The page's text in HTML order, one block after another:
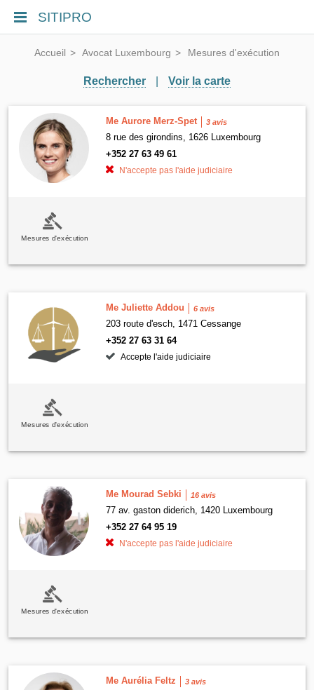
SITIPRO
Accueil Avocat Luxembourg Mesures d'exécution
Rechercher Voir la carte
Me Aurore Merz-Spet 3 avis
8 rue des girondins, 1626 Luxembourg
+352 27 63 49 61
N'accepte pas l'aide judiciaire
Mesures d'exécution
Me Juliette Addou 6 avis
203 route d'esch, 1471 Cessange
+352 27 63 31 64
Accepte l'aide judiciaire
Mesures d'exécution
Me Mourad Sebki 16 avis
77 av. gaston diderich, 1420 Luxembourg
+352 27 64 95 19
N'accepte pas l'aide judiciaire
Mesures d'exécution
Me Aurélia Feltz 3 avis